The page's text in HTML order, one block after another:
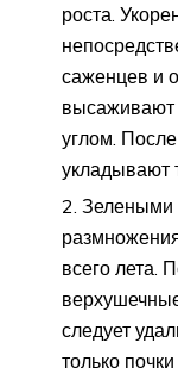
роста.
саженцев и
высаживают
углом.
укладывают
Зелеными
всего лета.
следует
только